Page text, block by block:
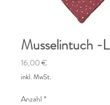
Musselintuch -
16,00 €
inkl. MwSt.
Anzahl *